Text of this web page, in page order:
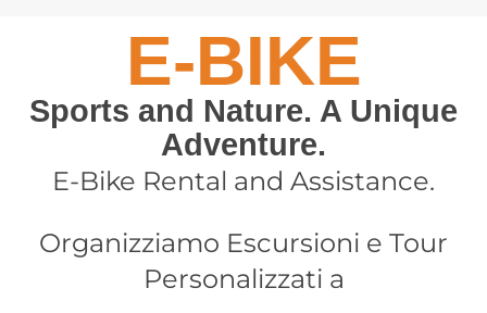
E-BIKE
Sports and Nature. A Unique
Adventure.
E-Bike Rental and Assistance.
Organizziamo Escursioni e Tour
Personalizzati a